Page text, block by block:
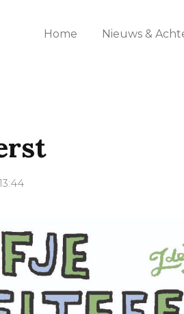
Home Nieuws &